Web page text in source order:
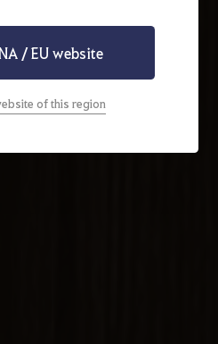
/ EU website
of this region